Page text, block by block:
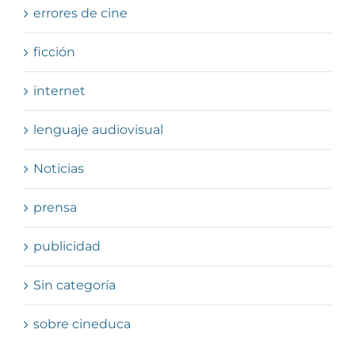
errores de cine
ficción
internet
lenguaje audiovisual
Noticias
prensa
publicidad
Sin categoría
sobre cineduca